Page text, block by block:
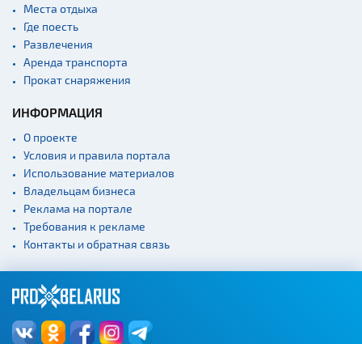
Места отдыха
Где поесть
Развлечения
Аренда транспорта
Прокат снаряжения
ИНФОРМАЦИЯ
О проекте
Условия и правила портала
Использование материалов
Владельцам бизнеса
Реклама на портале
Требования к рекламе
Контакты и обратная связь